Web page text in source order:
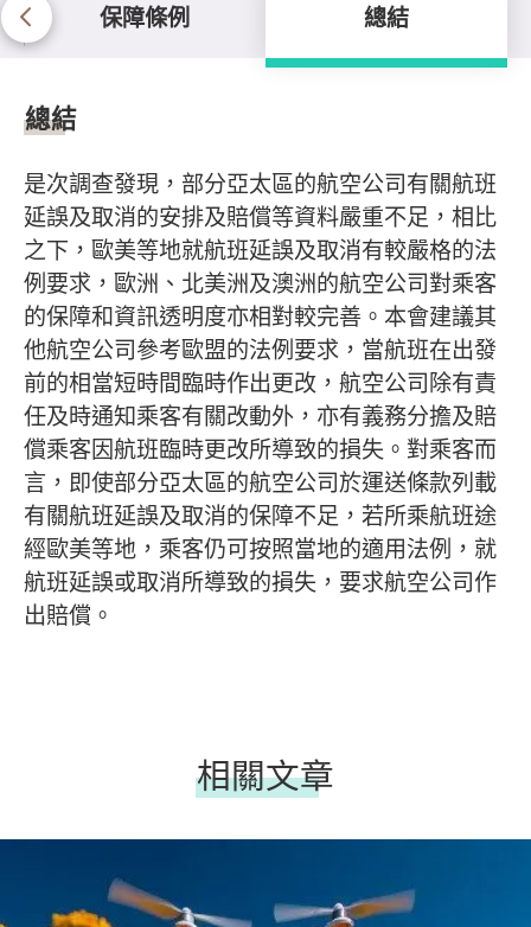
保障條例 總結
總結
是次調查發現，部分亞太區的航空公司有關航班
延誤及取消的安排及賠償等資料嚴重不足，相比
之下，歐美等地就航班延誤及取消有較嚴格的法
例要求，歐洲、北美洲及澳洲的航空公司對乘客
的保障和資訊透明度亦相對較完善。本會建議其
他航空公司參考歐盟的法例要求，當航班在出發
前的相當短時間臨時作出更改，航空公司除有責
任及時通知乘客有關改動外，亦有義務分擔及賠
償乘客因航班臨時更改所導致的損失。對乘客而
言，即使部分亞太區的航空公司於運送條款列載
有關航班延誤及取消的保障不足，若所乘航班途
經歐美等地，乘客仍可按照當地的適用法例，就
航班延誤或取消所導致的損失，要求航空公司作
出賠償。
相關文章